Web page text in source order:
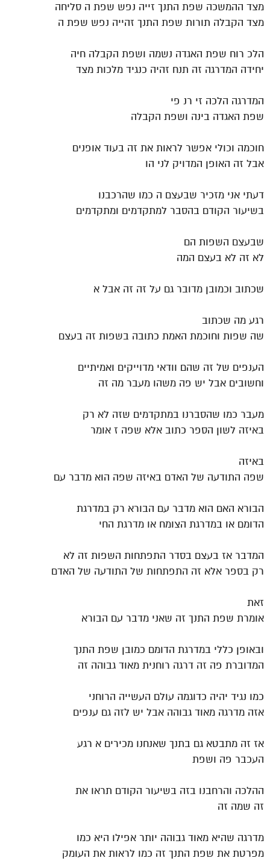
מצד ההמשכה שפת התנך זייה נפש שפת ה סליחה
מצד הקבלה תורות שפת התנך זהייה נפש שפת ה
הלכ רוח שפת האגדה נשמה ושפת הקבלה חיה
יחידה המדרגה זה תנח זהיה כנגיד מלכות מצד
המדרגה הלכה זי רנ פי
שפת האגדה בינה ושפת הקבלה
חוכמה וכולי אפשר לראות את זה בעוד אופנים
אבל זה האופן המדויק לני הו
דעתי אני מזכיר שבעצם ה כמו שהרכבנו
בשיעור הקודם בהסבר למתקדמים ומתקדמים
שבעצם השפות הם
לא זה לא בעצם המה
שכתוב וכמובן מדובר גם על זה זה אבל א
רגע מה שכתוב
שה שפות וחוכמת האמת כתובה בשפות זה בעצם
הענפים של זה שהם וודאי מדוייקים ואמיתיים
וחשובים אבל יש פה משהו מעבר מה זה
מעבר כמו שהסברנו במתקדמים שזה לא רק
באיזה לשון הספר כתוב אלא שפה ז אומר
באיזה
שפה התודעה של האדם באיזה שפה הוא מדבר עם
הבורא האם הוא מדבר עם הבורא רק במדרגת
הדומם או במדרגת הצומח או מדרגת החי
המדבר אז בעצם בסדר התפתחות השפות זה לא
רק בספר אלא זה התפתחות של התודעה של האדם
זאת
אומרת שפת התנך זה שאני מדבר עם הבורא
ובאופן כללי במדרגת הדומם כמובן שפת התנך
המדוברת פה זה דרגה רוחנית מאוד גבוהה זה
כמו נגיד יהיה כדוגמה עולם העשייה הרוחני
אזה מדרגה מאוד גבוהה אבל יש לזה גם ענפים
אז זה מתבטא גם בתנך שאנחנו מכירים א רגע
העכבר פה ושפת
ההלכה והרחבנו בזה בשיעור הקודם תראו את
זה שמה זה
מדרגה שהיא מאוד גבוהה יותר אפילו היא כמו
מפרטת את שפת התנך זה כמו לראות את העומק